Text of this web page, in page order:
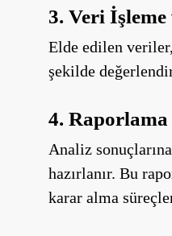
3. Veri
Elde edilen
şekilde
4.
Analiz
hazırlanır. Bu
karar alma